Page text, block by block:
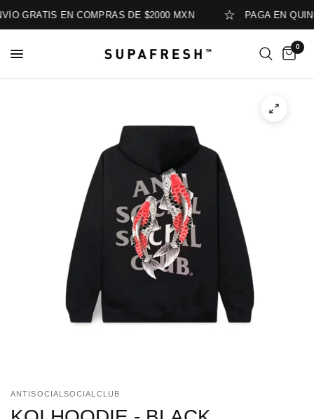
GRATIS EN COMPRAS DE $2000 MXN PAGA EN
0
ANTISOCIALSOCIALCLUB